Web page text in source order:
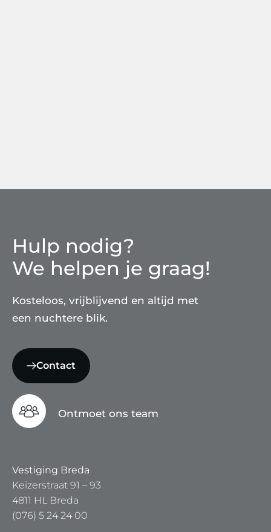
Hulp nodig?
We helpen je graag!
Kosteloos, vrijblijvend en altijd met
een nuchtere blik.
Contact
Ontmoet ons team
Vestiging Breda
Keizerstraat 91 – 93
4811 HL Breda
(076) 5 24 24 00